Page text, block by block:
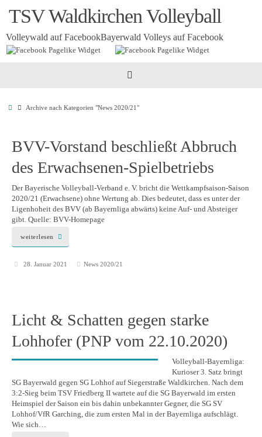
InhaltTSV Waldkirchen Volleyball
Volleywald auf FacebookBayerwald Volleys auf Facebook
Startseite
Archive nach Kategorien "News 2020/21"
BVV-Vorstand beschließt Abbruch
des Erwachsenen-Spielbetriebs
Der Bayerische Volleyball-Verband e. V. bricht die Wettkampfsaison-Saison
2020/21 (Erwachsene) ohne Wertung ab. Dies bedeutet, dass es unter der
Ligenhoheit des BVV (ab Bayernliga abwärts) keine Auf- und Absteiger
gibt. Quelle: BVV-Homepage
weiterlesen
28. Januar 2021 News 2020/21
Licht & Schatten gegen starke
Lohhofer (PNP vom 22.10.2020)
Volleyball-Bayernliga:
Kurioser 3. Satz bringt
SG Bayerwald gegen SG Lohhof auf Siegerstraße Waldkirchen. Nach dem
3:2-Sieg beim TSV Friedberg II wartete auf die SG Bayerwald im ersten
Heimspiel der Saison ein bis dahin unbekannter Gegner, die SG SV
Lohhof/VfR Garching, die zum ersten Mal in der Bayernliga aufschlägt.
Wie sich…